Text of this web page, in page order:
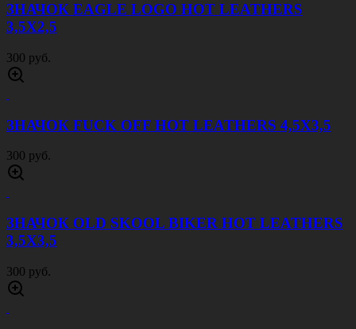
ЗНАЧОК EAGLE LOGO HOT LEATHERS
3,5Х2,5
300 руб.
ЗНАЧОК FUCK OFF HOT LEATHERS 4,5Х3,5
300 руб.
ЗНАЧОК OLD SKOOL BIKER HOT LEATHERS
3,5Х3,5
300 руб.